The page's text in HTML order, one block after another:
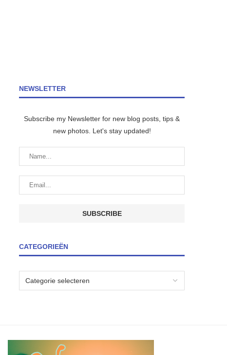
NEWSLETTER
Subscribe my Newsletter for new blog posts, tips &
new photos. Let's stay updated!
CATEGORIEËN